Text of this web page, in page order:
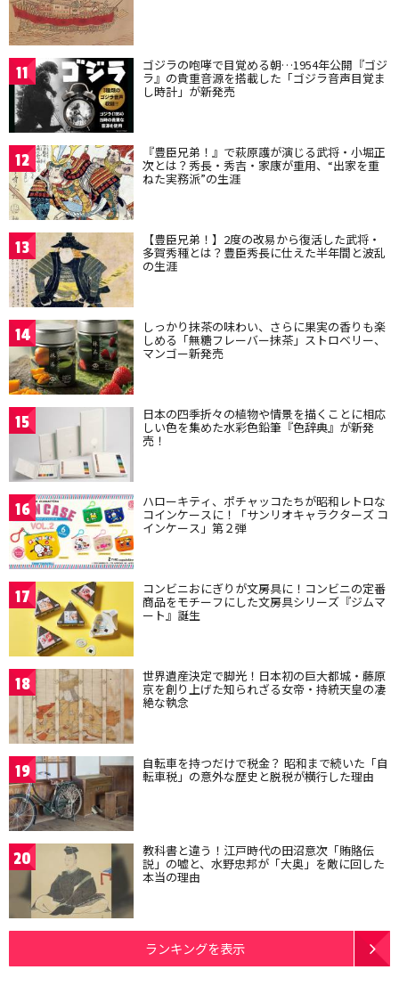
11 ゴジラの咆哮で目覚める朝…1954年公開『ゴジ
ラ』の貴重音源を搭載した「ゴジラ音声目覚ま
し時計」が新発売
12 『豊臣兄弟！』で萩原護が演じる武将・小堀正
次とは？秀長・秀吉・家康が重用、“出家を重
ねた実務派”の生涯
13 【豊臣兄弟！】2度の改易から復活した武将・
多賀秀種とは？豊臣秀長に仕えた半年間と波乱
の生涯
14 しっかり抹茶の味わい、さらに果実の香りも楽
しめる「無糖フレーバー抹茶」ストロベリー、
マンゴー新発売
15 日本の四季折々の植物や情景を描くことに相応
しい色を集めた水彩色鉛筆『色辞典』が新発
売！
16 ハローキティ、ポチャッコたちが昭和レトロな
コインケースに！「サンリオキャラクターズ コ
インケース」第２弾
17 コンビニおにぎりが文房具に！コンビニの定番
商品をモチーフにした文房具シリーズ『ジムマ
ート』誕生
18 世界遺産決定で脚光！日本初の巨大都城・藤原
京を創り上げた知られざる女帝・持統天皇の凄
絶な執念
19 自転車を持つだけで税金？ 昭和まで続いた「自
転車税」の意外な歴史と脱税が横行した理由
20 教科書と違う！江戸時代の田沼意次「賄賂伝
説」の嘘と、水野忠邦が「大奥」を敵に回した
本当の理由
ランキングを表示